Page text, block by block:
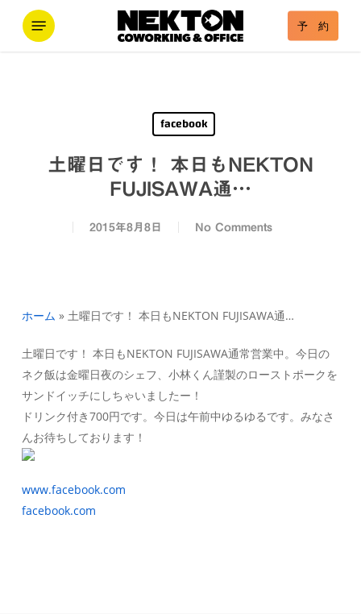
予 約
Menu
facebook
土曜日です！ 本日もNEKTON
FUJISAWA通…
2015年8月8日 No Comments
ホーム » 土曜日です！ 本日もNEKTON FUJISAWA通…
土曜日です！ 本日もNEKTON FUJISAWA通常営業中。今日の
ネク飯は金曜日夜のシェフ、小林くん謹製のローストポークを
サンドイッチにしちゃいましたー！
ドリンク付き700円です。今日は午前中ゆるゆるです。みなさ
んお待ちしております！
www.facebook.com
facebook.com